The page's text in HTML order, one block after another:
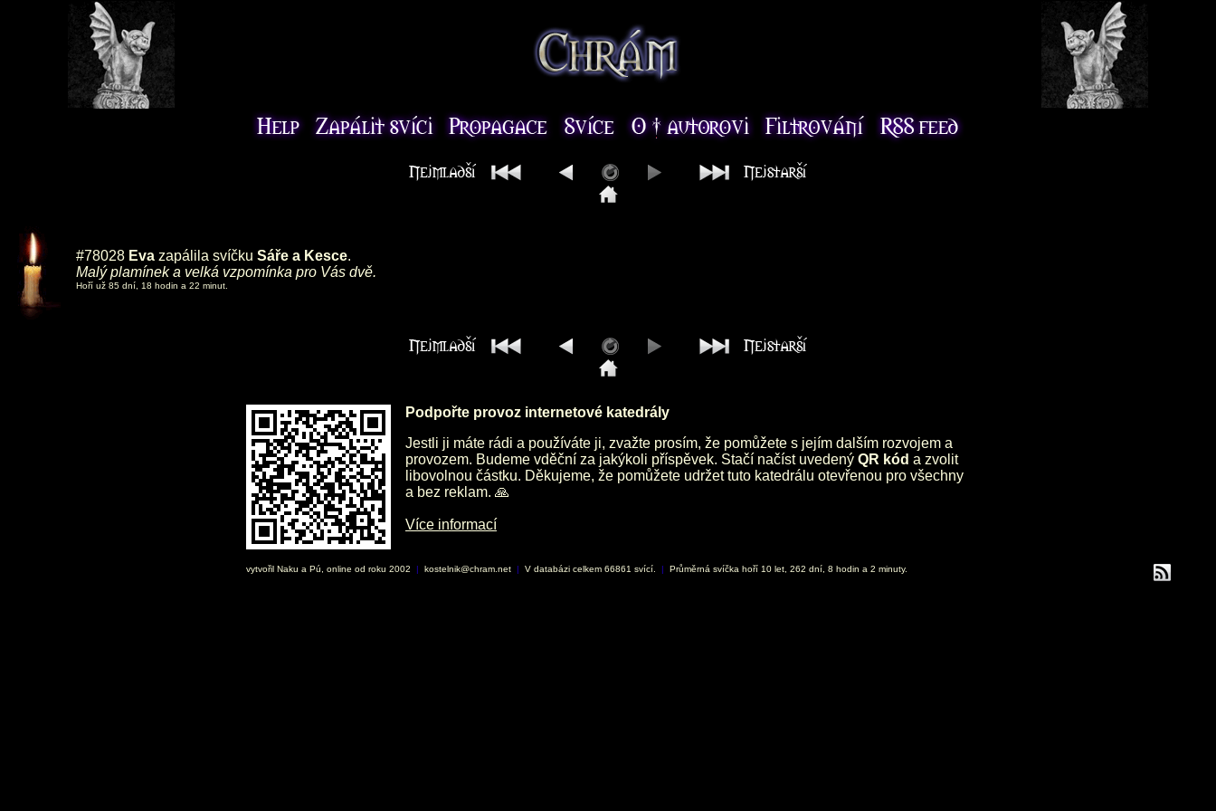
#78028 Eva zapálila svíčku Sáře a Kesce.
Malý plamínek a velká vzpomínka pro Vás dvě.
Hoří už 85 dní, 18 hodin a 22 minut.
Podpořte provoz internetové katedrály
Jestli ji máte rádi a používáte ji, zvažte prosím, že pomůžete s jejím dalším rozvojem a
provozem. Budeme vděční za jakýkoli příspěvek. Stačí načíst uvedený QR kód a zvolit
libovolnou částku. Děkujeme, že pomůžete udržet tuto katedrálu otevřenou pro všechny
a bez reklam. 🙏
Více informací
vytvořil Naku a Pú, online od roku 2002 | kostelnik@chram.net | V databázi celkem 66861 svící. | Průměrná svíčka hoří 10 let, 262 dní, 8 hodin a 2 minuty.